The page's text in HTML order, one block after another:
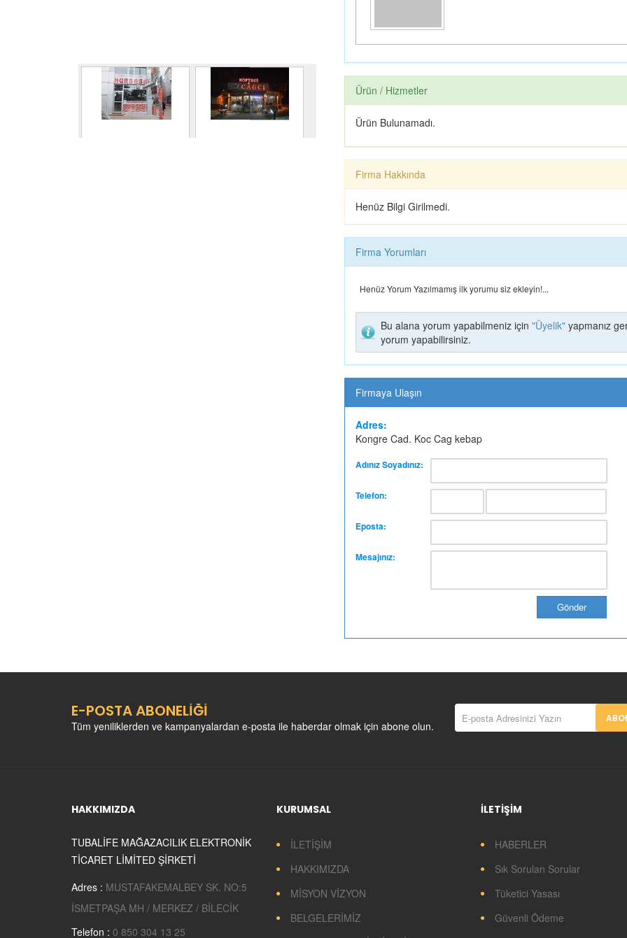
GÖNÜL KAHVESİ
DÖNER
Ürün / Hizmetler
Ürün Bulunamadı.
Firma Hakkında
Henüz Bilgi Girilmedi.
Firma Yorumları
Henüz Yorum Yazılmamış ilk yorumu siz ekleyin!...
Bu alana yorum yapabilmeniz için "Üyelik" yapmanız
yorum yapabilirsiniz.
Firmaya Ulaşın
Adres:
Kongre Cad. Koc Cag kebap
Adınız Soyadınız:
Telefon:
Eposta:
Mesajınız:
E-POSTA ABONELİĞİ
Tüm yeniliklerden ve kampanyalardan e-posta ile haberdar olmak için abone olun.
HAKKIMIZDA
TUBALİFE MAĞAZACILIK ELEKTRONİK
TİCARET LİMİTED ŞİRKETİ
Adres : MUSTAFAKEMALBEY SK. NO:5
İSMETPAŞA MH / MERKEZ / BİLECİK
Telefon : 0 850 304 13 25
KURUMSAL
İLETİŞİM
HAKKIMIZDA
MİSYON VİZYON
BELGELERİMİZ
İLETİŞİM
HABERLER
Sık Sorulan Sorular
Tüketici Yasası
Güvenli Ödeme